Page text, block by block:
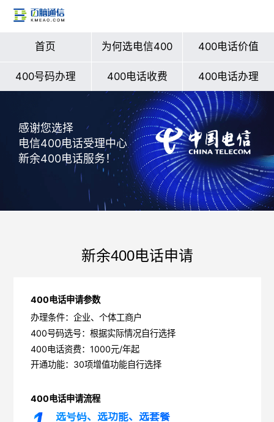
首页 为何选电信400 400电话价值
400号码办理 400电话收费 400电话办理
感谢您选择
电信400电话受理中心
新余400电话服务！
新余400电话申请
400电话申请参数
办理条件：企业、个体工商户
400号码选号：根据实际情况自行选择
400电话资费：1000元/年起
开通功能：30项增值功能自行选择
400电话申请流程
选号码、选功能、选套餐